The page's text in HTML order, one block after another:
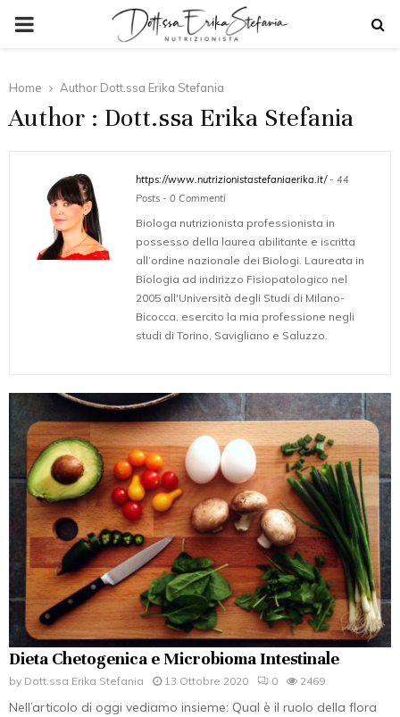
PRIMARY
Home Author Dott.ssa Erika Stefania
Author : Dott.ssa Erika Stefania
https://www.nutrizionistastefaniaerika.it/- 44
Posts - 0 Commenti
Biologa nutrizionista professionista in
possesso della laurea abilitante e iscritta
all’ordine nazionale dei Biologi. Laureata in
Biologia ad indirizzo Fisiopatologico nel
2005 all'Università degli Studi di Milano-
Bicocca, esercito la mia professione negli
studi di Torino, Savigliano e Saluzzo.
Dieta Chetogenica e Microbioma Intestinale
by Dott.ssa Erika Stefania 13 Ottobre 2020 0 2469
Nell’articolo di oggi vediamo insieme: Qual è il ruolo della flora